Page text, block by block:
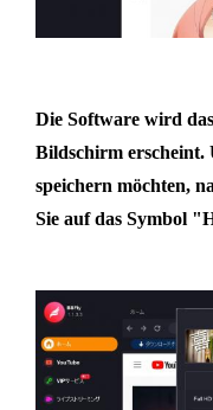
Die Software wird
Bildschirm erscheint.
speichern möchten,
Sie auf das Symbol